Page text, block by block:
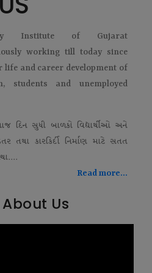
Institute of Gujarat
working till today since
life and career development of
students and unemployed
દિન સુધી બાળકો વિદ્યાર્થીઓ અને
તથા કારકિર્દી નિર્માણ માટે સતત
Read more...
Us